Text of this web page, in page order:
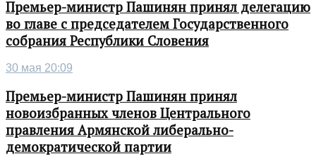
Премьер-министр Пашинян принял делегацию
во главе с председателем Государственного
собрания Республики Словения
30 мая 20:09
Премьер-министр Пашинян принял
новоизбранных членов Центрального
правления Армянской либерально-
демократической партии